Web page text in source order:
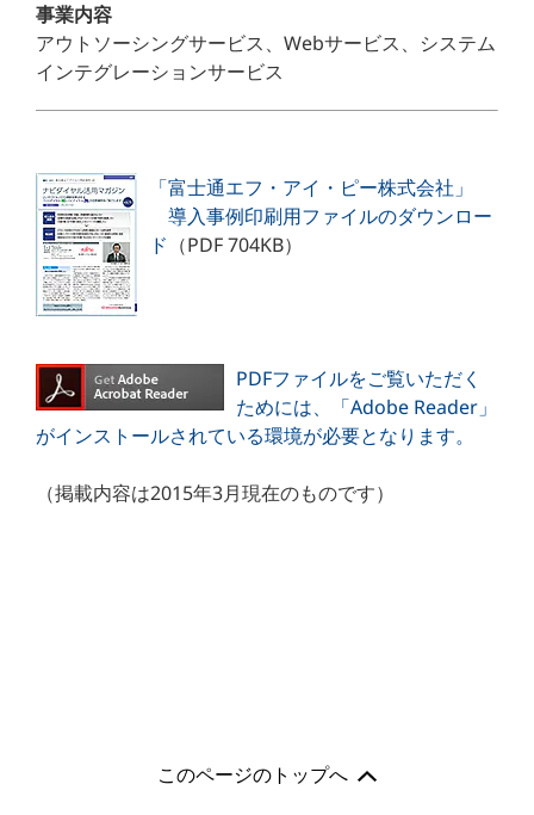
事業内容
アウトソーシングサービス、Webサービス、システム
インテグレーションサービス
「富士通エフ・アイ・ピー株式会社」
導入事例印刷用ファイルのダウンロー
ド （PDF 704KB）
PDFファイルをご覧いただく
ためには、「Adobe Reader」
がインストールされている環境が必要となります。
（掲載内容は2015年3月現在のものです）
このページのトップへ